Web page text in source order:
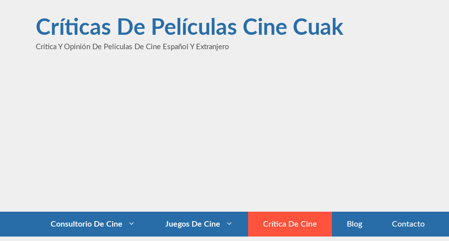
contenidoCríticas De Películas Cine Cuak
Crítica Y Opinión De Películas De Cine Español Y Extranjero
Consultorio De Cine Juegos De Cine Crítica De Cine Blog Contacto